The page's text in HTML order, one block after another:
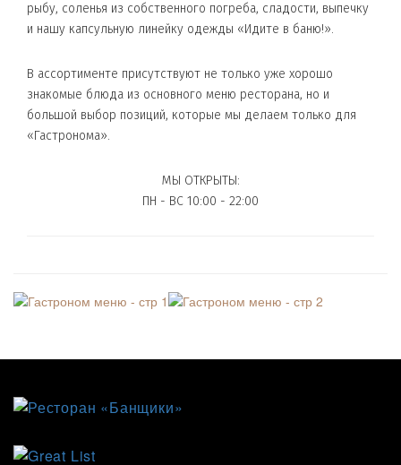
рыбу, соленья из собственного погреба, сладости, выпечку
и нашу капсульную линейку одежды «Идите в баню!».
В ассортименте присутствуют не только уже хорошо
знакомые блюда из основного меню ресторана, но и
большой выбор позиций, которые мы делаем только для
«Гастронома».
МЫ ОТКРЫТЫ:
ПН - ВС 10:00 - 22:00